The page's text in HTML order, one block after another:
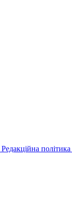
Редакційна політика